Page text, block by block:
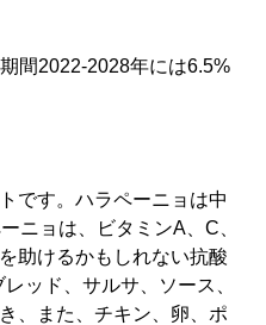
間2022-2028年には6.5%
です。ハラペーニョは中
ニョは、ビタミンA、C、
助けるかもしれない抗酸
ッド、サルサ、ソース、
、また、チキン、卵、ポ